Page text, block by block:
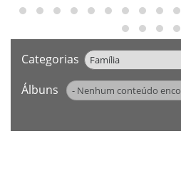
Categorias
Álbuns